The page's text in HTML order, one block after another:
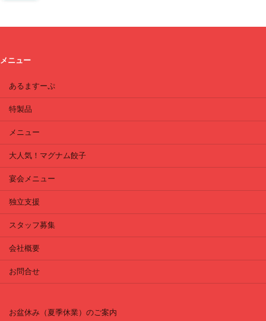
メニュー
あるますーぷ
特製品
メニュー
大人気！マグナム餃子
宴会メニュー
独立支援
スタッフ募集
会社概要
お問合せ
お盆休み（夏季休業）のご案内